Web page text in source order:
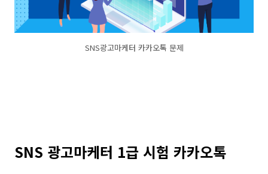
SNS광고마케터 카카오톡 문제
SNS 광고마케터 1급 시험 카카오톡